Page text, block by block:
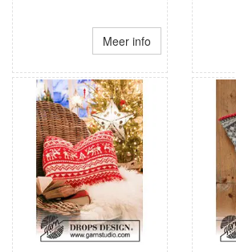
Meer info